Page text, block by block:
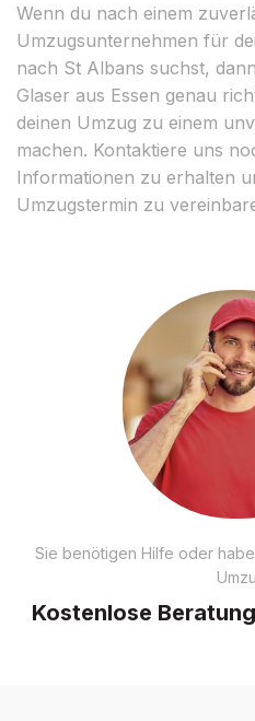
Wenn du nach einem
Umzugsunternehmen für
nach St Albans suchst,
Glaser aus Essen genau
deinen Umzug zu einem
machen. Kontaktiere uns
Informationen zu erhalten
Umzugstermin zu
Sie benötigen Hilfe oder
Kostenlose